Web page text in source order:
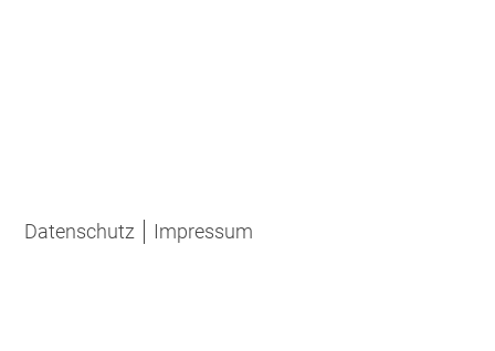
Datenschutz Impressum